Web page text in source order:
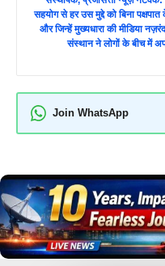
सहयोग से हर उस मुद्दे को बिना
और जिन्हें मुख्यधारा की मीडिया
संस्थान ने लोगों के बीच में
Join WhatsApp